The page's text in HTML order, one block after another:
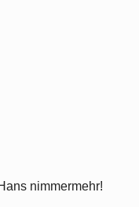
nimmermehr!